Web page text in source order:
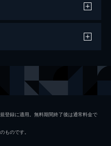
小市慢太郎
登録に適用。無料期間終了後は通常料金で
ものです。